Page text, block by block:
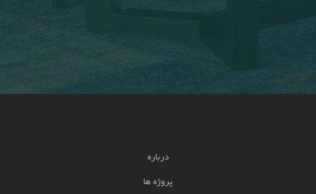
درباره
پروژه ها